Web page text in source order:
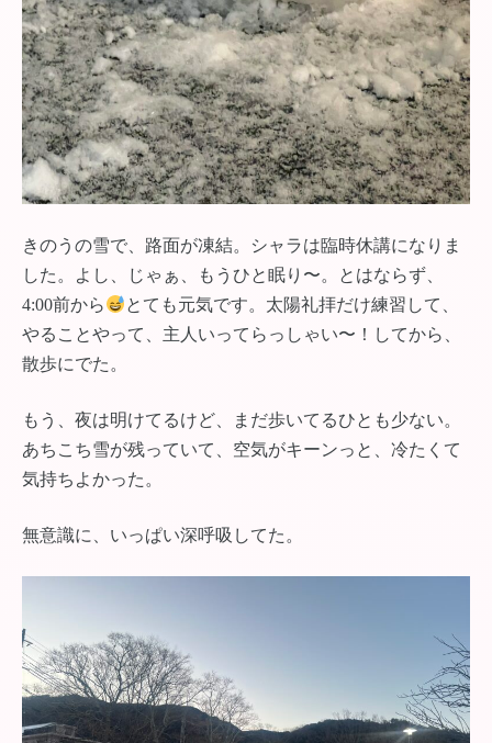
きのうの雪で、路面が凍結。シャラは臨時休講になりま
した。よし、じゃぁ、もうひと眠り〜。とはならず、
4:00前から
とても元気です。太陽礼拝だけ練習して、
やることやって、主人いってらっしゃい〜！してから、
散歩にでた。
もう、夜は明けてるけど、まだ歩いてるひとも少ない。
あちこち雪が残っていて、空気がキーンっと、冷たくて
気持ちよかった。
無意識に、いっぱい深呼吸してた。